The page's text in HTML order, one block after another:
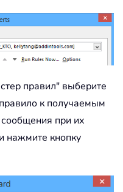
правил" выберите
к получаемым
при их
нажмите кнопку